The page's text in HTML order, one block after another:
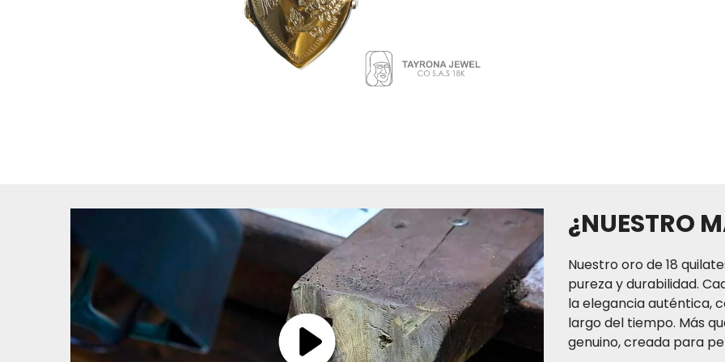
(7) días hábiles para
normal. Recuerda
¿NUESTRO
Nuestro oro de 18
pureza y durabilidad.
la elegancia auténtica,
largo del tiempo. Más
genuino, creada para